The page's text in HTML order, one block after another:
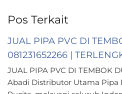
Pos Terkait
JUAL PIPA PVC DI
081231652266 |
JUAL PIPA PVC DI TEMBOK
Abadi Distributor Utama Pipa